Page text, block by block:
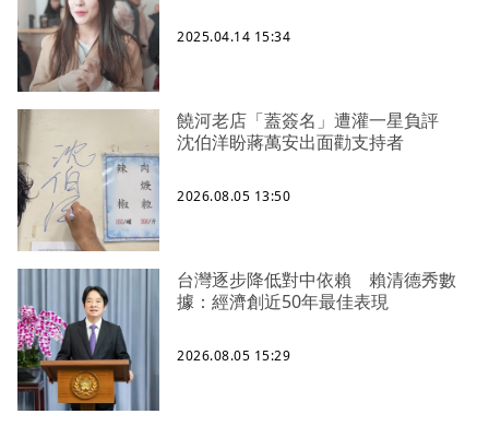
2025.04.14 15:34
饒河老店「蓋簽名」遭灌一星負評
沈伯洋盼蔣萬安出面勸支持者
2026.08.05 13:50
台灣逐步降低對中依賴 賴清德秀數
據：經濟創近50年最佳表現
2026.08.05 15:29